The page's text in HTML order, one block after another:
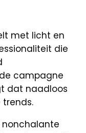
met licht en
die
campagne
dat naadloos
nonchalante